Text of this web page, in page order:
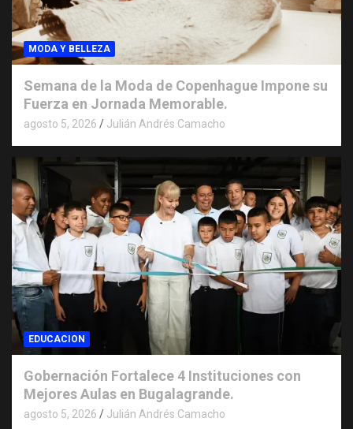
MODA Y BELLEZA
Semana de la Moda de Copenhague Impone su
Fuerza en Jornada Memorable.
agosto 5, 2026 Julián Andrés Camacho
EDUCACION
Gobernación Fortalece 4 Instituciones con
Mejores Aulas en Bugalagrande.
agosto 5, 2026 Julián Andrés Camacho